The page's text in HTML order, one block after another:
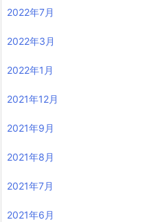
2022年7月
2022年3月
2022年1月
2021年12月
2021年9月
2021年8月
2021年7月
2021年6月